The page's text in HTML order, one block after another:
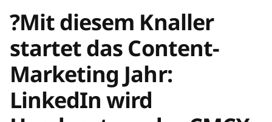
?Mit diesem Knaller
startet das Content-
Marketing Jahr:
LinkedIn wird